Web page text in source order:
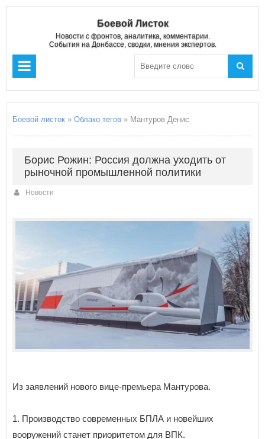
Боевой Листок
Новости с фронтов, аналитика, комментарии.
События на Донбассе, сводки, мнения экспертов.
Боевой листок » Облако тегов » Мантуров Денис
Борис Рожин: Россия должна уходить от
рыночной промышленной политики
Новости
Из заявлений нового вице-премьера Мантурова.
1. Производство современных БПЛА и новейших
вооружений станет приоритетом для ВПК.